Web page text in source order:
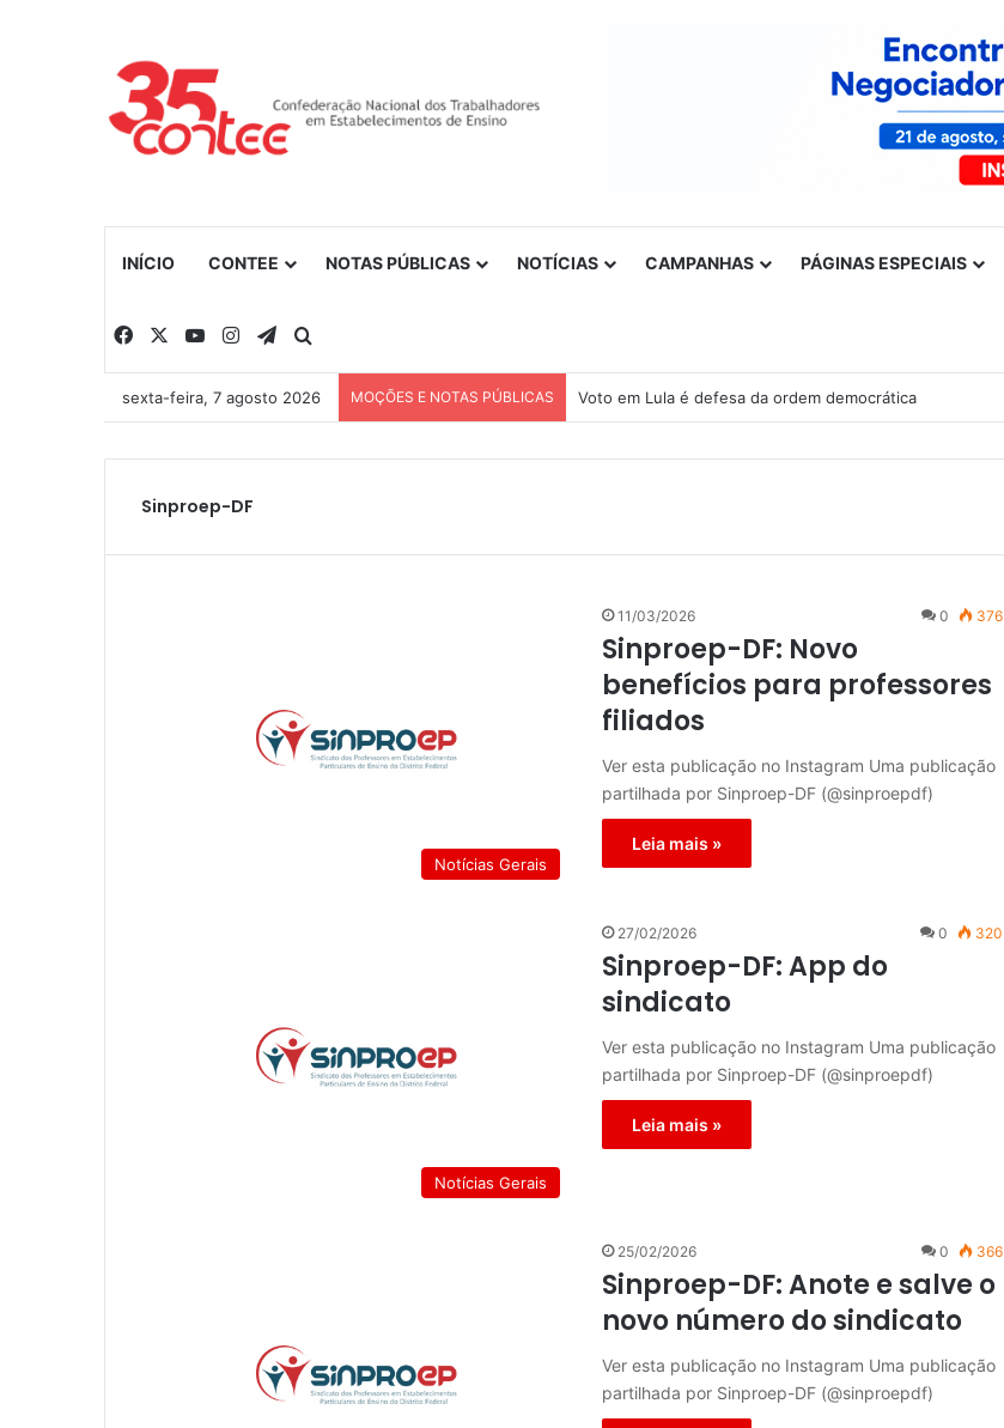
INÍCIO CONTEE NOTAS PÚBLICAS NOTÍCIAS CAMPANHAS PÁGINAS ESPECIAIS
Facebook YouTubeInstagramTelegram
sexta-feira, 7 agosto 2026 MOÇÕES E NOTAS PÚBLICAS Voto em Lula é defesa da ordem democrática
Sinproep-DF
Notícias Gerais
11/03/2026 0 376
Sinproep-DF: Novo
benefícios para professores
filiados
Ver esta publicação no Instagram Uma publicação
partilhada por Sinproep-DF (@sinproepdf)
Leia mais »
Notícias Gerais
27/02/2026 0 320
Sinproep-DF: App do
sindicato
Ver esta publicação no Instagram Uma publicação
partilhada por Sinproep-DF (@sinproepdf)
Leia mais »
25/02/2026 0 366
Sinproep-DF: Anote e salve o
novo número do sindicato
Ver esta publicação no Instagram Uma publicação
partilhada por Sinproep-DF (@sinproepdf)